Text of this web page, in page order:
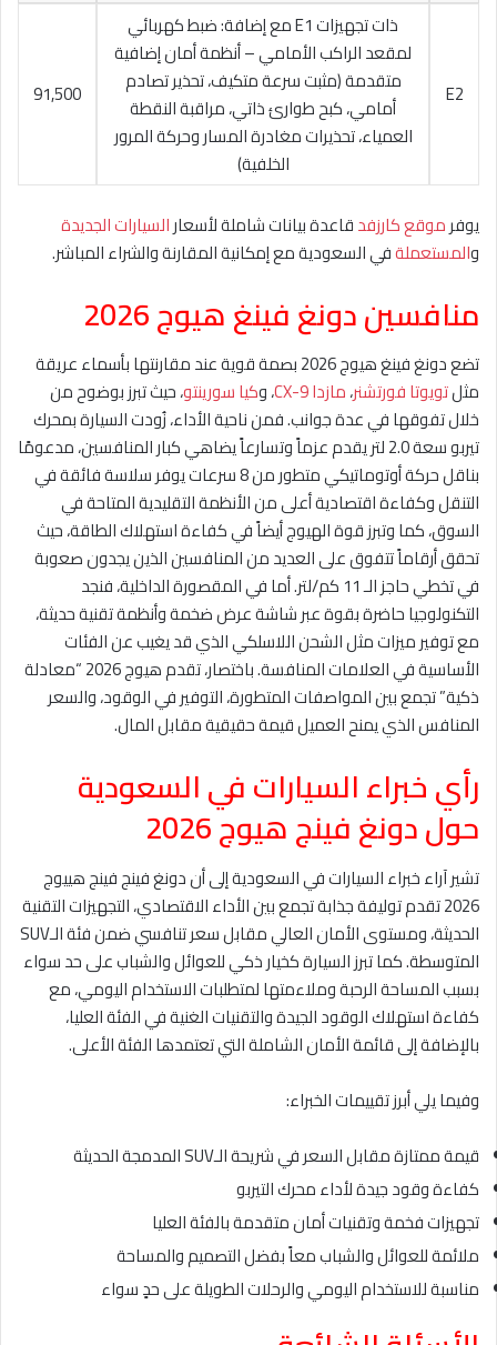
E2
ذات تجهيزات E1 مع إضافة: ضبط كهربائي
لمقعد الراكب الأمامي – أنظمة أمان إضافية
متقدمة (مثبت سرعة متكيف، تحذير تصادم
أمامي، كبح طوارئ ذاتي، مراقبة النقطة
العمياء، تحذيرات مغادرة المسار وحركة المرور
الخلفية)
91,500
يوفرموقع كارزفدقاعدة بيانات شاملة لأسعارالسيارات الجديدة
والمستعملةفي السعودية مع إمكانية المقارنة والشراء المباشر.
منافسيندونغ فينغ هيوج 2026
تضع دونغ فينغ هيوج 2026 بصمة قوية عند مقارنتها بأسماء عريقة
مثلتويوتا فورتشنر،مازدا CX-9 ، وكيا سورينتو، حيث تبرز بوضوح من
خلال تفوقها في عدة جوانب. فمن ناحية الأداء، زُودت السيارة بمحرك
تيربو سعة 2.0 لتر يقدم عزماً وتسارعاً يضاهي كبار المنافسين، مدعومًا
بناقل حركة أوتوماتيكي متطور من 8 سرعات يوفر سلاسة فائقة في
التنقل وكفاءة اقتصادية أعلى من الأنظمة التقليدية المتاحة في
السوق، كما وتبرز قوة الهيوج أيضاً في كفاءة استهلاك الطاقة، حيث
تحقق أرقاماً تتفوق على العديد من المنافسين الذين يجدون صعوبة
في تخطي حاجز الـ 11 كم/لتر. أما في المقصورة الداخلية، فنجد
التكنولوجيا حاضرة بقوة عبر شاشة عرض ضخمة وأنظمة تقنية حديثة،
مع توفير ميزات مثل الشحن اللاسلكي الذي قد يغيب عن الفئات
الأساسية في العلامات المنافسة. باختصار، تقدم هيوج 2026 “معادلة
ذكية” تجمع بين المواصفات المتطورة، التوفير في الوقود، والسعر
المنافس الذي يمنح العميل قيمة حقيقية مقابل المال.
رأي خبراء السيارات في السعودية
حول دونغ فينج هيوج 2026
تشير آراء خبراء السيارات في السعودية إلى أن دونغ فينج فينج هييوج
2026 تقدم توليفة جذابة تجمع بين الأداء الاقتصادي، التجهيزات التقنية
الحديثة، ومستوى الأمان العالي مقابل سعر تنافسي ضمن فئة الـSUV
المتوسطة. كما تبرز السيارة كخيار ذكي للعوائل والشباب على حد سواء
بسبب المساحة الرحبة وملاءمتها لمتطلبات الاستخدام اليومي، مع
كفاءة استهلاك الوقود الجيدة والتقنيات الغنية في الفئة العليا،
بالإضافة إلى قائمة الأمان الشاملة التي تعتمدها الفئة الأعلى.
وفيما يلي أبرز تقييمات الخبراء:
قيمة ممتازة مقابل السعر في شريحة الـSUV المدمجة الحديثة
كفاءة وقود جيدة لأداء محرك التيربو
تجهيزات فخمة وتقنيات أمان متقدمة بالفئة العليا
ملائمة للعوائل والشباب معاً بفضل التصميم والمساحة
مناسبة للاستخدام اليومي والرحلات الطويلة على حدٍ سواء